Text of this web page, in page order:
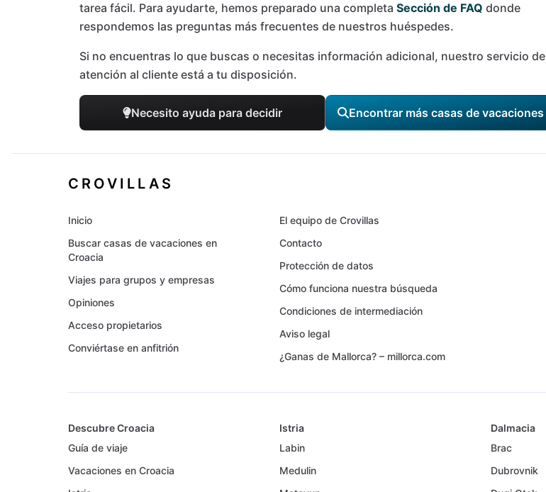
tarea fácil. Para ayudarte, hemos preparado una completa Sección de FAQ donde
respondemos las preguntas más frecuentes de nuestros huéspedes.
Si no encuentras lo que buscas o necesitas información adicional, nuestro servicio de
atención al cliente está a tu disposición.
Necesito ayuda para decidir Encontrar más casas de vacaciones
CROVILLAS
Inicio
Buscar casas de vacaciones en
Croacia
Viajes para grupos y empresas
Opiniones
Acceso propietarios
Conviértase en anfitrión
El equipo de Crovillas
Contacto
Protección de datos
Cómo funciona nuestra búsqueda
Condiciones de intermediación
Aviso legal
¿Ganas de Mallorca? – millorca.com
Descubre Croacia
Guía de viaje
Vacaciones en Croacia
Istria
Labin
Medulin
Dalmacia
Brac
Dubrovnik